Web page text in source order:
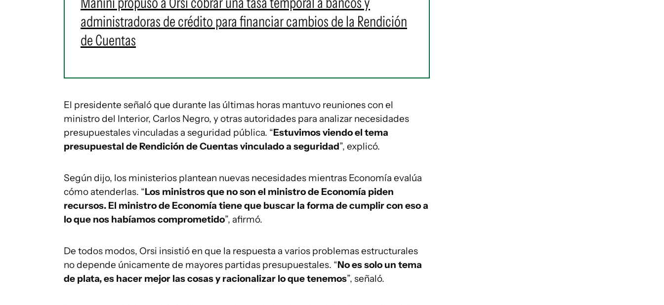
administradoras de crédito para financiar cambios de la Rendición
de Cuentas
El presidente señaló que durante las últimas horas mantuvo reuniones con el
ministro del Interior, Carlos Negro, y otras autoridades para analizar necesidades
presupuestales vinculadas a seguridad pública. “Estuvimos viendo el tema
presupuestal de Rendición de Cuentas vinculado a seguridad”, explicó.
Según dijo, los ministerios plantean nuevas necesidades mientras Economía evalúa
cómo atenderlas. “Los ministros que no son el ministro de Economía piden
recursos. El ministro de Economía tiene que buscar la forma de cumplir con eso a
lo que nos habíamos comprometido”, afirmó.
De todos modos, Orsi insistió en que la respuesta a varios problemas estructurales
no depende únicamente de mayores partidas presupuestales. “No es solo un tema
de plata, es hacer mejor las cosas y racionalizar lo que tenemos”, señaló.